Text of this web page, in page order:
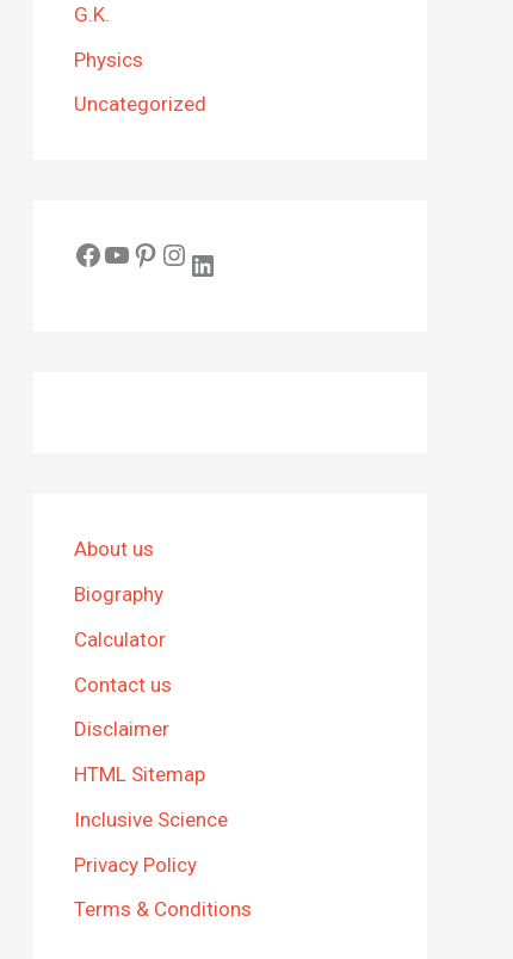
G.K.
Physics
Uncategorized
Facebook YouTube Pinterest Instagram LinkedIn
About us
Biography
Calculator
Contact us
Disclaimer
HTML Sitemap
Inclusive Science
Privacy Policy
Terms & Conditions